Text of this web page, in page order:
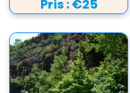
Pris :€25